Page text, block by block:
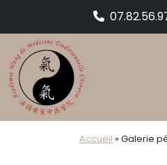
Skip to main content
Accueil » Galerie